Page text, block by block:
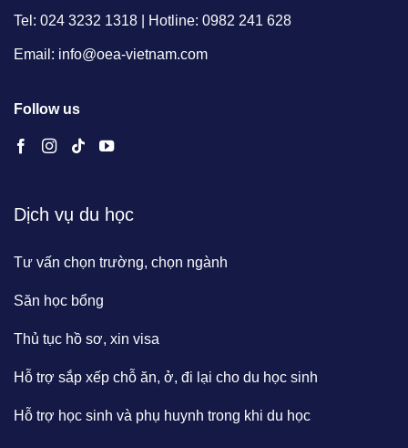
Tel: 024 3232 1318 | Hotline: 0982 241 628
Email: info@oea-vietnam.com
Follow us
Dịch vụ du học
Tư vấn chọn trường, chọn ngành
Săn học bổng
Thủ tục hồ sơ, xin visa
Hỗ trợ sắp xếp chỗ ăn, ở, đi lại cho du học sinh
Hỗ trợ học sinh và phụ huynh trong khi du học